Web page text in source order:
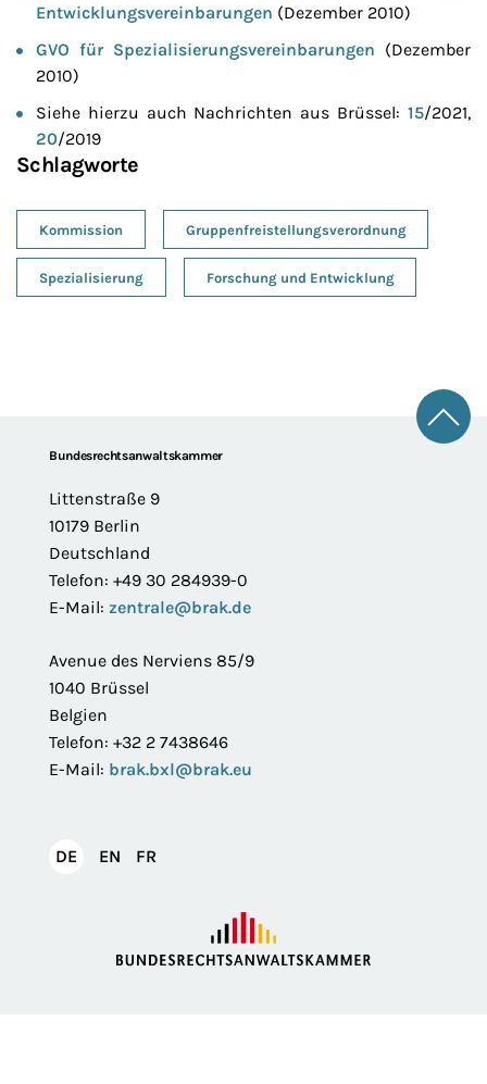
Entwicklungsvereinbarungen (Dezember 2010)
GVO für Spezialisierungsvereinbarungen (Dezember
2010)
Siehe hierzu auch Nachrichten aus Brüssel: 15/2021,
20/2019
Schlagworte
Kommission Gruppenfreistellungsverordnung
Spezialisierung Forschung und Entwicklung
FooterBundesrechtsanwaltskammer
Littenstraße 9
10179 Berlin
Deutschland
Telefon: +49 30 284939-0
E-Mail: zentrale@brak.de
Avenue des Nerviens 85/9
1040 Brüssel
Belgien
Telefon: +32 2 7438646
E-Mail: brak.bxl@brak.eu
DEDeutsch
EN English
FR